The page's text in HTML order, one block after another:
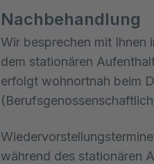
Nachbehandlung
Wir besprechen mit Ihnen
dem stationären
erfolgt wohnortnah beim
während des stationären